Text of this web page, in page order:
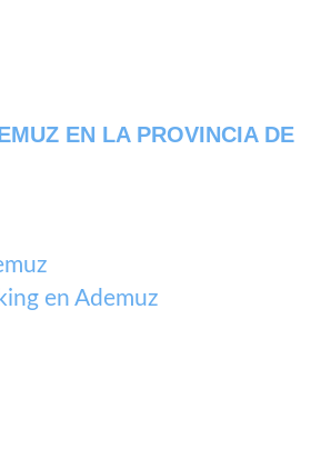
EN LA PROVINCIA DE
en Ademuz